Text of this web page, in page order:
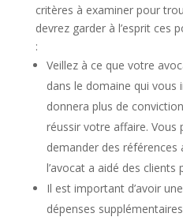
critères à examiner pour
devrez garder à l’esprit ces
:
Veillez à ce que votre
dans le domaine qui vous
donnera plus de
réussir votre affaire. Vous
demander des références
l’avocat a aidé des clients
Il est important d’avoir
dépenses